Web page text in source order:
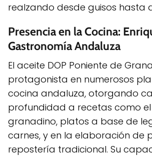
realzando desde guisos hasta
Presencia en la Cocina:
Gastronomía Andaluza
El aceite DOP Poniente de
protagonista en numerosos
cocina andaluza, otorgando
profundidad a recetas como
granadino, platos a base de
carnes, y en la elaboración de
repostería tradicional. Su